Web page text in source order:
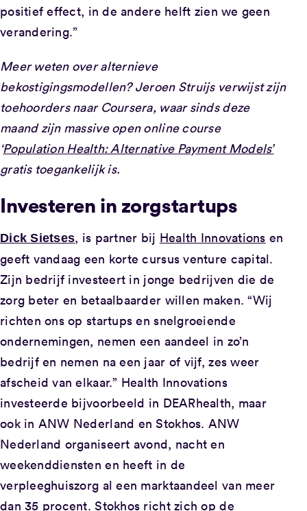
positief effect, in de andere helft zien we geen
verandering.”
Meer weten over alternieve
bekostigingsmodellen? Jeroen Struijs verwijst zijn
toehoorders naar Coursera, waar sinds deze
maand zijn massive open online course
‘Population Health: Alternative Payment Models’
gratis toegankelijk is.
Investeren in zorgstartups
Dick Sietses, is partner bij Health Innovations en
geeft vandaag een korte cursus venture capital.
Zijn bedrijf investeert in jonge bedrijven die de
zorg beter en betaalbaarder willen maken. “Wij
richten ons op startups en snelgroeiende
ondernemingen, nemen een aandeel in zo’n
bedrijf en nemen na een jaar of vijf, zes weer
afscheid van elkaar.” Health Innovations
investeerde bijvoorbeeld in DEARhealth, maar
ook in ANW Nederland en Stokhos. ANW
Nederland organiseert avond, nacht en
weekenddiensten en heeft in de
verpleeghuiszorg al een marktaandeel van meer
dan 35 procent. Stokhos richt zich op de